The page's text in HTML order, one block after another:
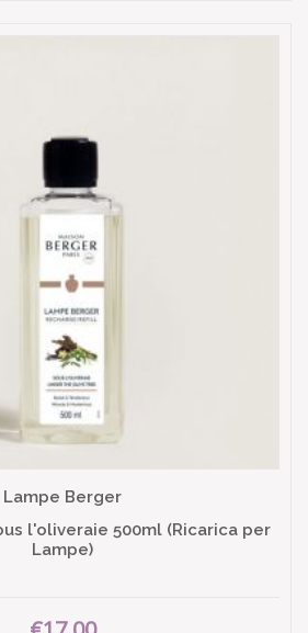
Lampe Berger
l'oliveraie 500ml (Ricarica per
Lampe)